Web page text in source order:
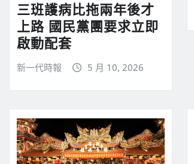
三班護病比拖兩年後才
上路 國民黨團要求立即
啟動配套
新一代時報 5 月 10, 2026